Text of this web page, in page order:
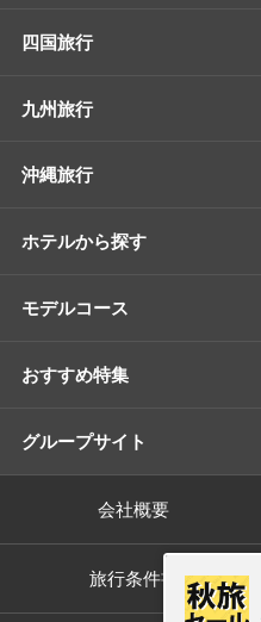
四国旅行
九州旅行
沖縄旅行
ホテルから探す
モデルコース
おすすめ特集
グループサイト
会社概要
旅行条件書